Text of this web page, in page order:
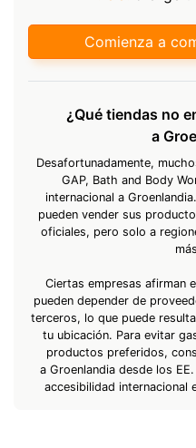
Comienza a
¿Qué tiendas no
a
Desafortunadamente,
GAP, Bath and Body
internacional a
pueden vender sus
oficiales, pero solo a
Ciertas empresas afirman
pueden depender de
terceros, lo que puede
tu ubicación. Para evitar
productos preferidos,
a Groenlandia desde los
accesibilidad internacional